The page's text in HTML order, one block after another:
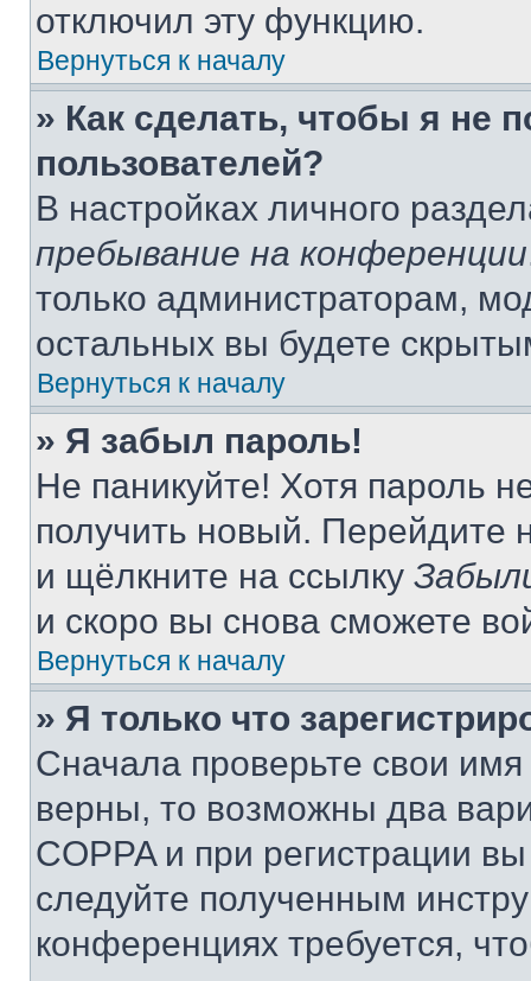
отключил эту функцию.
Вернуться к началу
» Как сделать, чтобы я не
пользователей?
В настройках личного
пребывание на конференции
только администраторам,
остальных вы будете
Вернуться к началу
» Я забыл пароль!
Не паникуйте! Хотя пароль
получить новый. Перейдите
и щёлкните на ссылку
и скоро вы снова сможете
Вернуться к началу
» Я только что
Сначала проверьте свои
верны, то возможны два
COPPA и при регистрации
следуйте полученным
конференциях требуется,